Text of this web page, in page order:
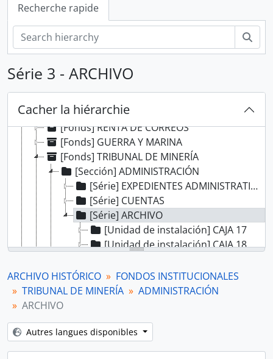
Recherche rapide
Série 3 - ARCHIVO
Cacher la hiérarchie
[Record group] ARCHIVO HISTÓRICO
[Agrupación documental] FONDOS INSTITUCIONALES
[Fonds] REAL AUDIENCIA DE LIMA
[Fonds] RENTA DE CORREOS
[Fonds] GUERRA Y MARINA
[Fonds] TRIBUNAL DE MINERÍA
[Sección] ADMINISTRACIÓN
[Série] EXPEDIENTES ADMINISTRATIVOS
[Série] CUENTAS
[Série] ARCHIVO
[Unidad de instalación] CAJA 17
[Unidad de instalación] CAJA 18
[Unidad de instalación] CAJA 20
[Unidad de instalación] CAJA 21
[Unidad de instalación] CAJA 24
ARCHIVO HISTÓRICO
FONDOS INSTITUCIONALES
TRIBUNAL DE MINERÍA
ADMINISTRACIÓN
ARCHIVO
Autres langues disponibles